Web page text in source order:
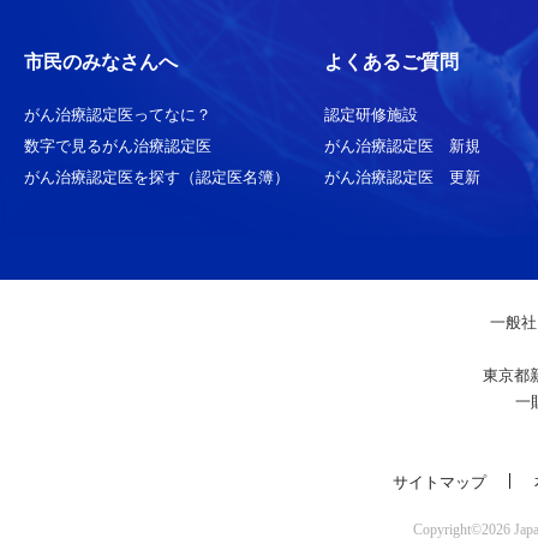
市民のみなさんへ
がん治療認定医ってなに？
数字で見るがん治療認定医
がん治療認定医を探す（認定医名簿）
よくあるご質問
認定研修施設
がん治療認定医 新規
がん治療認定医 更新
一般
東京都
一
サイトマップ
Copyright©2026